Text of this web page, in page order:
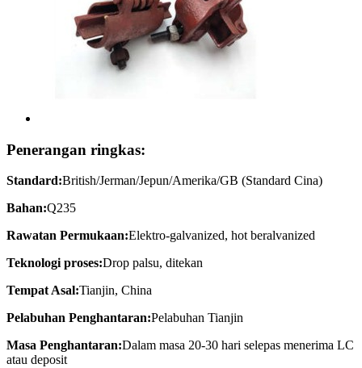
Penerangan ringkas:
Standard:British/Jerman/Jepun/Amerika/GB (Standard Cina)
Bahan:Q235
Rawatan Permukaan:Elektro-galvanized, hot beralvanized
Teknologi proses:Drop palsu, ditekan
Tempat Asal:Tianjin, China
Pelabuhan Penghantaran:Pelabuhan Tianjin
Masa Penghantaran:Dalam masa 20-30 hari selepas menerima LC
atau deposit